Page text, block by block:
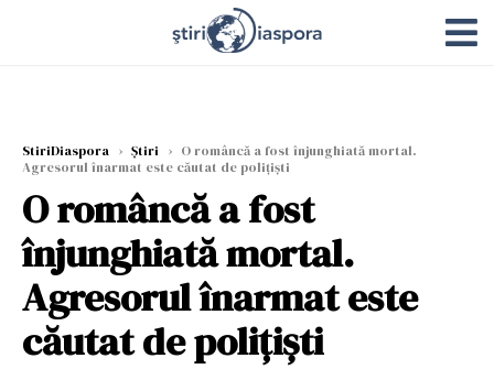
StiriDiaspora › Știri › O româncă a fost înjunghiată mortal.
Agresorul înarmat este căutat de polițiști
O româncă a fost
înjunghiată mortal.
Agresorul înarmat este
căutat de polițiști